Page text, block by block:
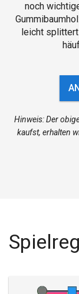
noch
leicht
Hinweis: Der
kaufst, erhalten